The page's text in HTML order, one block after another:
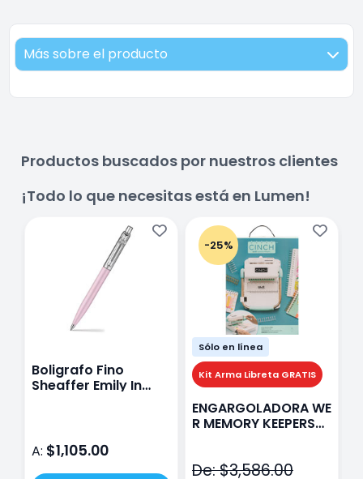
Más sobre el producto
Productos buscados por nuestros clientes
¡Todo lo que necesitas está en Lumen!
Boligrafo Fino
Sheaffer Emily In
A: $1,105.00
-25%
Sólo en línea
Kit Arma Libreta GRATIS
ENGARGOLADORA WE
R MEMORY KEEPERS
De: $3,586.00